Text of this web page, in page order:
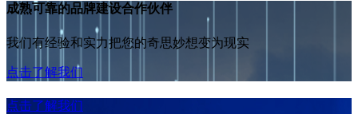
成熟可靠的品牌建设合作伙伴
我们有经验和实力把您的奇思妙想变为现实
点击了解我们
点击了解我们